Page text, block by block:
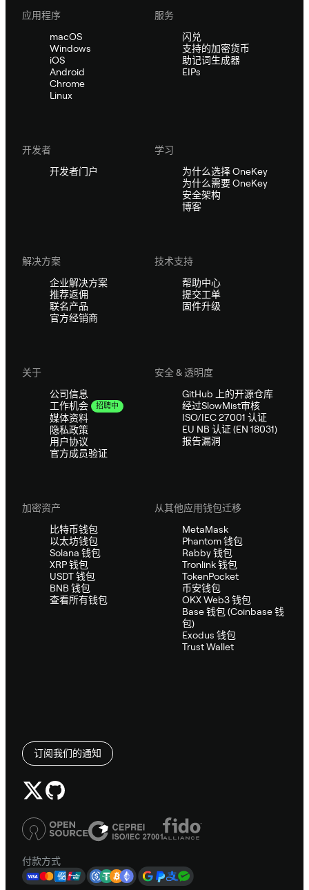
应用程序
macOS
Windows
iOS
Android
Chrome
Linux
服务
闪兑
支持的加密货币
助记词生成器
EIPs
开发者
开发者门户
学习
为什么选择 OneKey
为什么需要 OneKey
安全架构
博客
解决方案
企业解决方案
推荐返佣
联名产品
官方经销商
技术支持
帮助中心
提交工单
固件升级
关于
公司信息
工作机会
招聘中
媒体资料
隐私政策
用户协议
官方成员验证
安全 & 透明度
GitHub 上的开源仓库
经过SlowMist审核
ISO/IEC 27001 认证
EU NB 认证 (EN 18031)
报告漏洞
加密资产
比特币钱包
以太坊钱包
Solana 钱包
XRP 钱包
USDT 钱包
BNB 钱包
查看所有钱包
从其他应用钱包迁移
MetaMask
Phantom 钱包
Rabby 钱包
Tronlink 钱包
TokenPocket
币安钱包
OKX Web3 钱包
Base 钱包 (Coinbase 钱
包)
Exodus 钱包
Trust Wallet
订阅我们的通知
付款方式